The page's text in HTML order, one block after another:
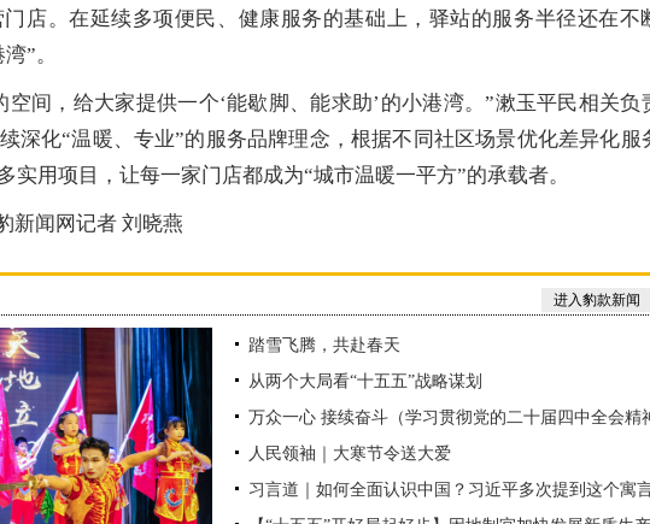
店。在延续多项便民、健康服务的基础上，驿站的服务半径还在不
”。
，给大家提供一个‘能歇脚、能求助’的小港湾。”漱玉平民相关负
深化“温暖、专业”的服务品牌理念，根据不同社区场景优化差异化服
实用项目，让每一家门店都成为“城市温暖一平方”的承载者。
闻网记者 刘晓燕
进入豹款新闻
踏雪飞腾，共赴春天
从两个大局看“十五五”战略谋划
万众一心 接续奋斗（学习贯彻党的二十届四中全会精
人民领袖｜大寒节令送大爱
习言道｜如何全面认识中国？习近平多次提到这个寓